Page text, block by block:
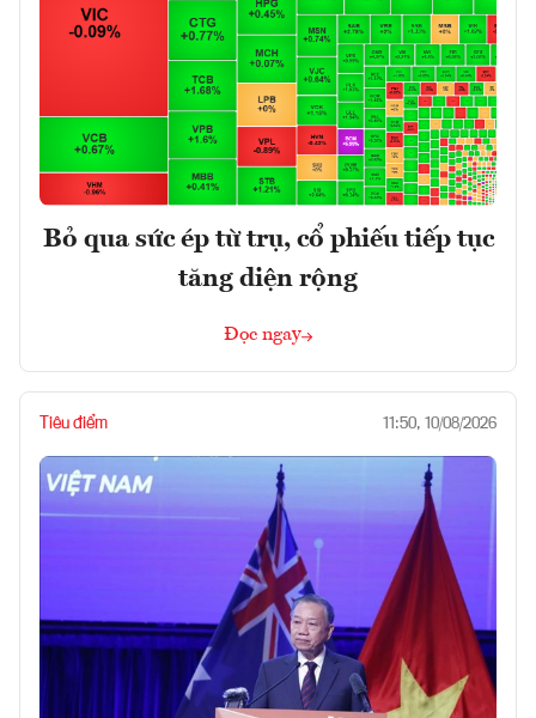
Bỏ qua sức ép từ trụ, cổ phiếu tiếp tục
tăng diện rộng
Đọc ngay
Tiêu điểm 11:50, 10/08/2026